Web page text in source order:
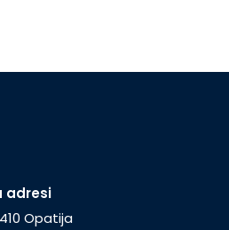
adresi
Opatija